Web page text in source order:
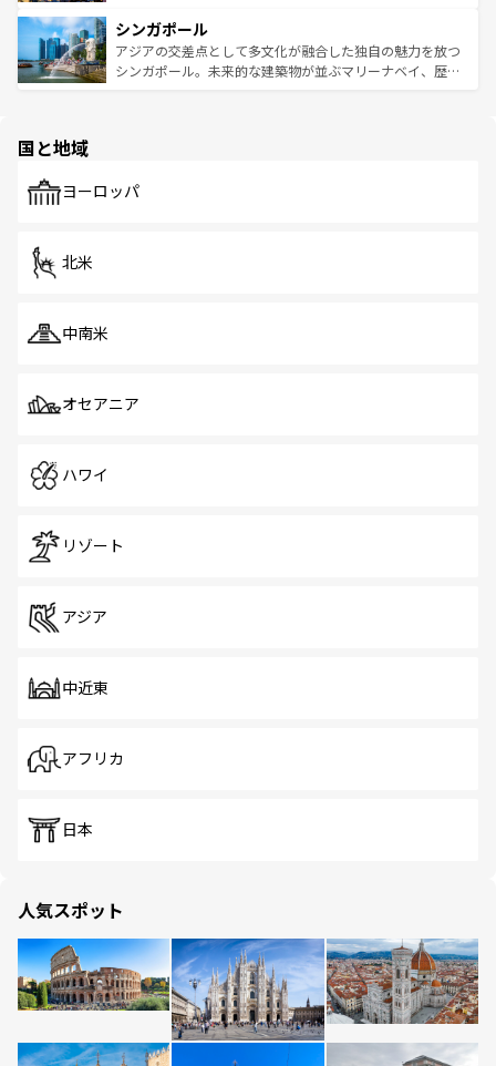
参照してほしい。
激する。気候は一年中温暖で、どの季節にも異なる楽しみ
が待っている。親しみやすいタイの人々、仏教を中心とし
た文化、そして多様な観光資源が、訪れる旅人を魅了し続
み、どこを訪れても感動するはず。観光スポットが密集し
ており、効率よく見どころを回れるのも魅力。息をのむよ
うな絶景から文化的な体験まで、香港を存分に楽しみ尽く
シンガポール
アジアの交差点として多文化が融合した独自の魅力を放つ
シンガポール。未来的な建築物が並ぶマリーナベイ、歴史
で、ホーカーズは地元の風情を楽しめる外せないスポット
国と地域
ヨーロッパ
北米
中南米
オセアニア
ハワイ
リゾート
アジア
中近東
アフリカ
日本
人気スポット